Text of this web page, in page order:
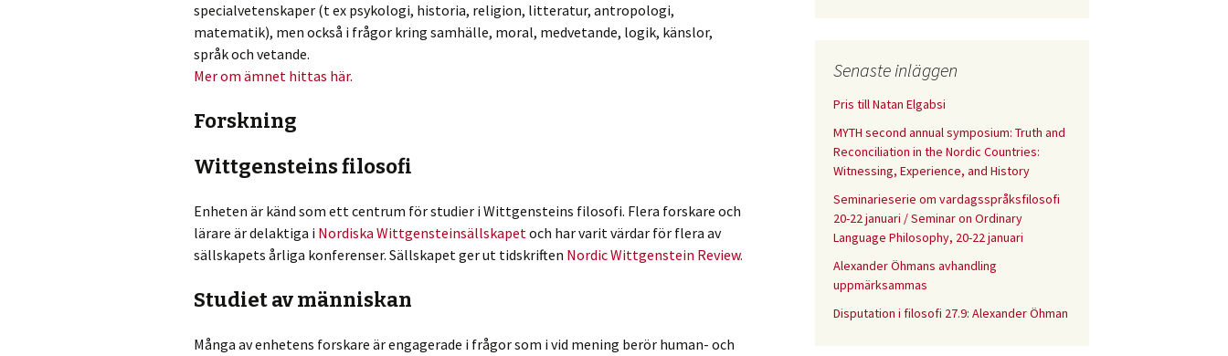
specialvetenskaper (t ex psykologi, historia, religion, litteratur, antropologi,
matematik), men också i frågor kring samhälle, moral, medvetande, logik, känslor,
språk och vetande.
Mer om ämnet hittas här.
Forskning
Wittgensteins filosofi
Enheten är känd som ett centrum för studier i Wittgensteins filosofi. Flera forskare och
lärare är delaktiga i Nordiska Wittgensteinsällskapetoch har varit värdar för flera av
sällskapets årliga konferenser. Sällskapet ger ut tidskriften Nordic Wittgenstein Review.
Studiet av människan
Många av enhetens forskare är engagerade i frågor som i vid mening berör human- och
Senaste inläggen
Pris till Natan Elgabsi
MYTH second annual symposium: Truth and
Reconciliation in the Nordic Countries:
Witnessing, Experience, and History
Seminarieserie om vardagsspråksfilosofi
20-22 januari / Seminar on Ordinary
Language Philosophy, 20-22 januari
Alexander Öhmans avhandling
uppmärksammas
Disputation i filosofi 27.9: Alexander Öhman